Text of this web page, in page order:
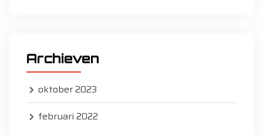
Archieven
oktober 2023
februari 2022